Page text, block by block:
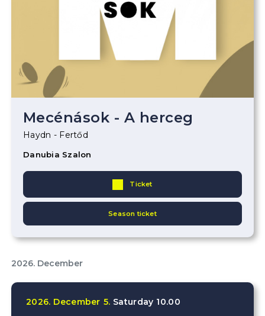
Mecénások - A herceg
Haydn - Fertőd
Danubia Szalon
Ticket
Season ticket
2026. December
2026. December 5. Saturday 10.00